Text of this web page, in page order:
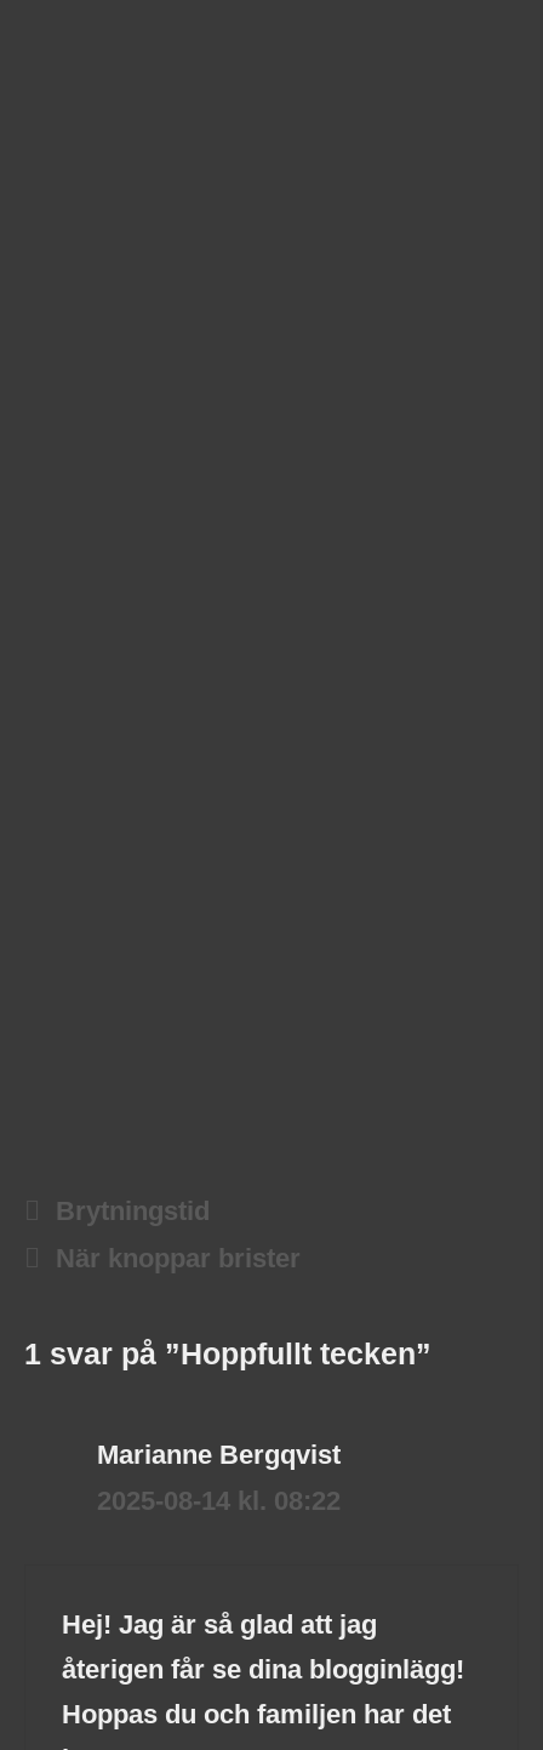
Brytningstid
När knoppar brister
1 svar på ”Hoppfullt tecken”
Marianne Bergqvist
2025-08-14 kl. 08:22
Hej! Jag är så glad att jag
återigen får se dina blogginlägg!
Hoppas du och familjen har det